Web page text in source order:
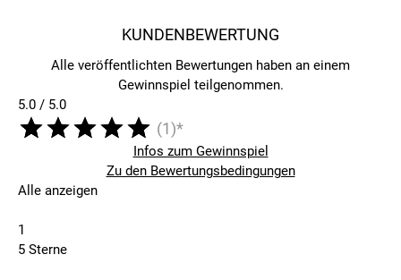
KUNDENBEWERTUNG
Alle veröffentlichten Bewertungen haben an einem
Gewinnspiel teilgenommen.
5.0 / 5.0
(1)*
Infos zum Gewinnspiel
Zu den Bewertungsbedingungen
Alle anzeigen
1
5 Sterne